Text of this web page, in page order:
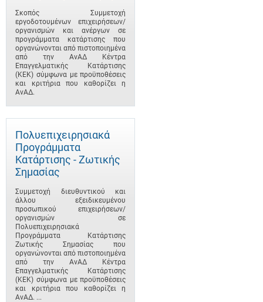
Σκοπός Συμμετοχή
εργοδοτουμένων επιχειρήσεων/
οργανισμών και ανέργων σε
προγράμματα κατάρτισης που
οργανώνονται από πιστοποιημένα
από την ΑνΑΔ Κέντρα
Επαγγελματικής Κατάρτισης
(ΚΕΚ) σύμφωνα με προϋποθέσεις
και κριτήρια που καθορίζει η
ΑνΑΔ.
Πολυεπιχειρησιακά
Προγράμματα
Κατάρτισης - Ζωτικής
Σημασίας
Συμμετοχή διευθυντικού και
άλλου εξειδικευμένου
προσωπικού επιχειρήσεων/
οργανισμών σε
Πολυεπιχειρησιακά
Προγράμματα Κατάρτισης
Ζωτικής Σημασίας που
οργανώνονται από πιστοποιημένα
από την ΑνΑΔ Κέντρα
Επαγγελματικής Κατάρτισης
(ΚΕΚ) σύμφωνα με προϋποθέσεις
και κριτήρια που καθορίζει η
ΑνΑΔ. ...